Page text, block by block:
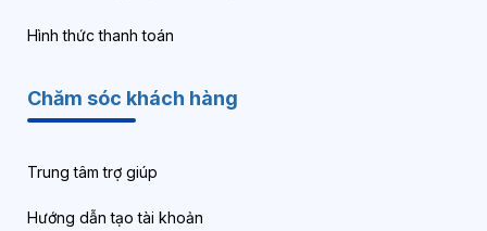
Hình thức thanh toán
Chăm sóc khách hàng
Trung tâm trợ giúp
Hướng dẫn tạo tài khoản